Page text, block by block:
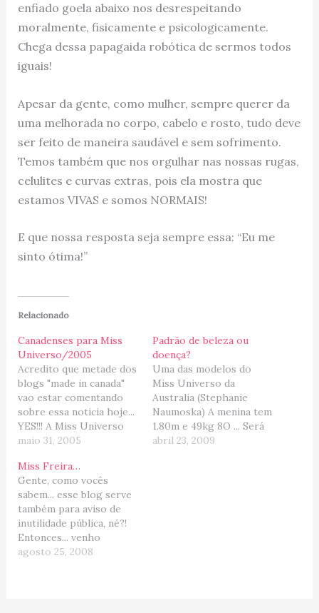
enfiado goela abaixo nos desrespeitando
moralmente, fisicamente e psicologicamente.
Chega dessa papagaida robótica de sermos todos
iguais!
Apesar da gente, como mulher, sempre querer da
uma melhorada no corpo, cabelo e rosto, tudo deve
ser feito de maneira saudável e sem sofrimento.
Temos também que nos orgulhar nas nossas rugas,
celulites e curvas extras, pois ela mostra que
estamos VIVAS e somos NORMAIS!
E que nossa resposta seja sempre essa: “Eu me
sinto ótima!”
Relacionado
Canadenses para Miss
Universo/2005
Acredito que metade dos
blogs "made in canada"
vao estar comentando
sobre essa noticia hoje...
YES!!! A Miss Universo
2005 eh Canadense
imigrante (assim como
eu) e bela (ops... nao
posso dizer o mesmo
:mrgreen: ). Seu nome eh
Natalie Glebova, imigrou
da Russia para o
Canada…
maio 31, 2005
Padrão de beleza ou
doença?
Uma das modelos do
Miss Universo da
Australia (Stephanie
Naumoska) A menina tem
1.80m e 49kg 8O ... Será
que a gente tem MESMO
abril 23, 2009
Miss Freira…
Gente, como vocês
sabem... esse blog serve
também para aviso de
inutilidade pública, né?!
Entonces... venho
comunicar que a Italia
agosto 25, 2008